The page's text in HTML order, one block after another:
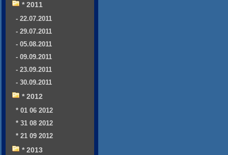
* 2011
- 22.07.2011
- 29.07.2011
- 05.08.2011
- 09.09.2011
- 23.09.2011
- 30.09.2011
* 2012
* 01 06 2012
* 31 08 2012
* 21 09 2012
* 2013